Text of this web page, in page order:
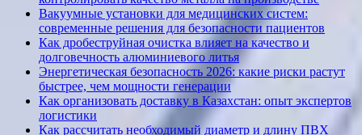
Вакуумные установки для медицинских систем:
современные решения для безопасности пациентов
Как дробеструйная очистка влияет на качество и
долговечность алюминиевого литья
Энергетическая безопасность 2026: какие риски растут
быстрее, чем мощности генерации
Как организовать доставку в Казахстан: опыт экспертов
логистики
Как рассчитать необходимый диаметр и длину ПВХ